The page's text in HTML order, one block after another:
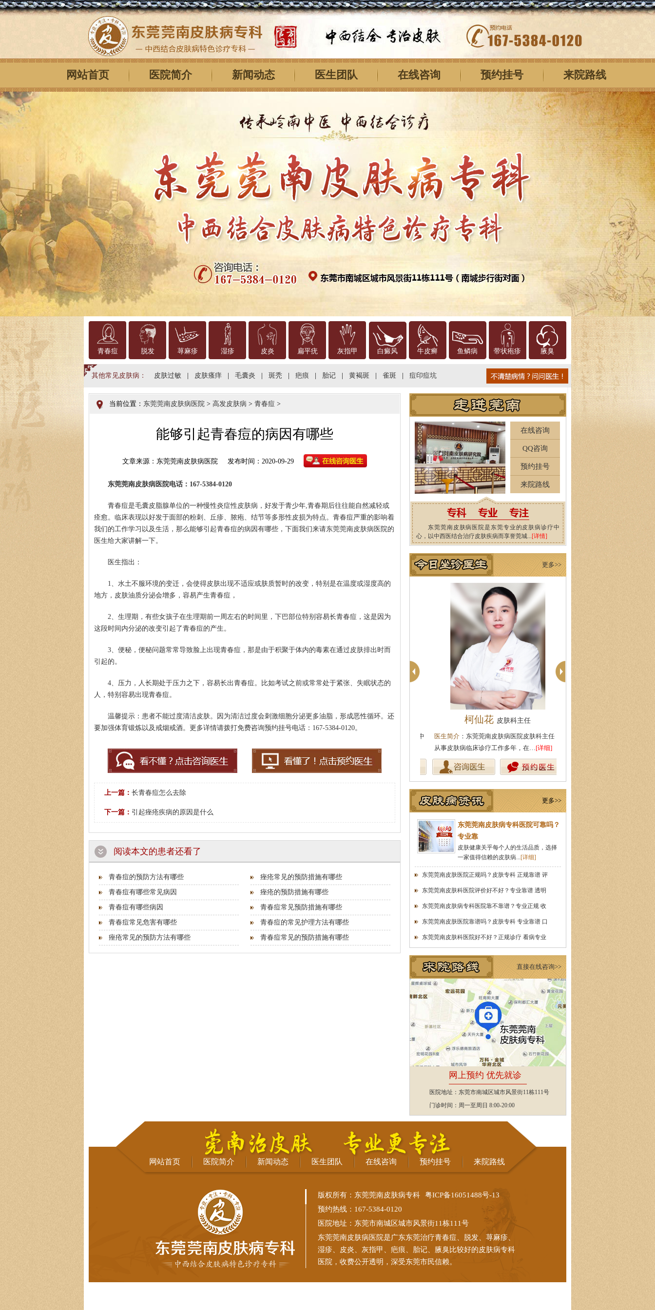
网站首页 医院简介 新闻动态 医生团队 在线咨询 预约挂号 来院路线
青春痘 脱发 荨麻疹 湿疹 皮炎 扁平疣 灰指甲 白癜风 牛皮癣 鱼鳞病 带状疱疹 腋臭
其他常见皮肤病： 皮肤过敏 皮肤瘙痒 毛囊炎 斑秃 疤痕 胎记 黄褐斑 雀斑 痘印痘坑
当前位置： 东莞莞南皮肤病医院 > 高发皮肤病 > 青春痘 >
能够引起青春痘的病因有哪些
文章来源：东莞莞南皮肤病医院 发布时间：2020-09-29
东莞莞南皮肤病医院电话：167-5384-0120
青春痘是毛囊皮脂腺单位的一种慢性炎症性皮肤病，好发于青少年,青春期后往往能自然减轻或
痊愈。临床表现以好发于面部的粉刺、丘疹、脓疱、结节等多形性皮损为特点。青春痘严重的影响着
我们的工作学习以及生活，那么能够引起青春痘的病因有哪些，下面我们来请东莞莞南皮肤病医院的
医生给大家讲解一下。
医生指出：
1、水土不服环境的变迁，会使得皮肤出现不适应或肤质暂时的改变，特别是在温度或湿度高的
地方，皮肤油质分泌会增多，容易产生青春痘，
2、生理期，有些女孩子在生理期前一周左右的时间里，下巴部位特别容易长青春痘，这是因为
这段时间内分泌的改变引起了青春痘的产生。
3、便秘，便秘问题常常导致脸上出现青春痘，那是由于积聚于体内的毒素在通过皮肤排出时而
引起的。
4、压力，人长期处于压力之下，容易长出青春痘。比如考试之前或常常处于紧张、失眠状态的
人，特别容易出现青春痘。
温馨提示：患者不能过度清洁皮肤。因为清洁过度会刺激细胞分泌更多油脂，形成恶性循环。还
要加强体育锻炼以及戒烟戒酒。更多详情请拨打免费咨询预约挂号电话：167-5384-0120。
上一篇： 长青春痘怎么去除
下一篇： 引起痤疮疾病的原因是什么
阅读本文的患者还看了
青春痘的预防方法有哪些 痤疮常见的预防措施有哪些
青春痘有哪些常见病因 痤疮的预防措施有哪些
青春痘有哪些病因 青春痘常见预防措施有哪些
青春痘常见危害有哪些 青春痘的常见护理方法有哪些
痤疮常见的预防方法有哪些 青春痘常见的预防措施有哪些
在线咨询
QQ咨询
预约挂号
来院路线
东莞莞南皮肤病医院是东莞专业的皮肤病诊疗中
心，以中西医结合治疗皮肤疾病而享誉莞城...[详情]
更多>>
柯仙花 皮肤科主任
医生简介：东莞莞南皮肤病医院皮肤科主任，
从事皮肤病临床诊疗工作多年，在…[详细]
更多>>
东莞莞南皮肤病专科医院可靠吗？
专业靠
皮肤健康关乎每个人的生活品质，选择
一家值得信赖的皮肤病...[详细]
东莞莞南皮肤医院正规吗？皮肤专科 正规靠谱 评
东莞莞南皮肤科医院评价好不好？专业靠谱 透明
东莞莞南皮肤病专科医院靠不靠谱？专业正规 收
东莞莞南皮肤医院靠谱吗？皮肤专科 专业靠谱 口
东莞莞南皮肤科医院好不好？正规诊疗 看病专业
直接在线咨询>>
网上预约 优先就诊
医院地址：东莞市南城区城市风景街11栋111号
门诊时间：周一至周日 8:00-20:00
网站首页 医院简介 新闻动态 医生团队 在线咨询 预约挂号 来院路线
版权所有：东莞莞南皮肤病专科
粤ICP备16051488号-13
预约热线：167-5384-0120
医院地址：东莞市南城区城市风景街11栋111号
东莞莞南皮肤病医院是广东东莞治疗青春痘、脱发、荨麻疹、
湿疹、皮炎、灰指甲、疤痕、胎记、腋臭比较好的皮肤病专科
医院，收费公开透明，深受东莞市民信赖。